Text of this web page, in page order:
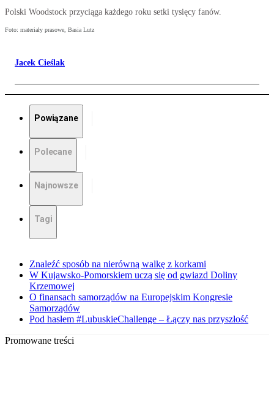
Polski Woodstock przyciąga każdego roku setki tysięcy fanów.
Foto: materiały prasowe, Basia Lutz
Jacek Cieślak
Powiązane
Polecane
Najnowsze
Tagi
Znaleźć sposób na nierówną walkę z korkami
W Kujawsko-Pomorskiem uczą się od gwiazd Doliny
Krzemowej
O finansach samorządów na Europejskim Kongresie
Samorządów
Pod hasłem #LubuskieChallenge – Łączy nas przyszłość
Promowane treści